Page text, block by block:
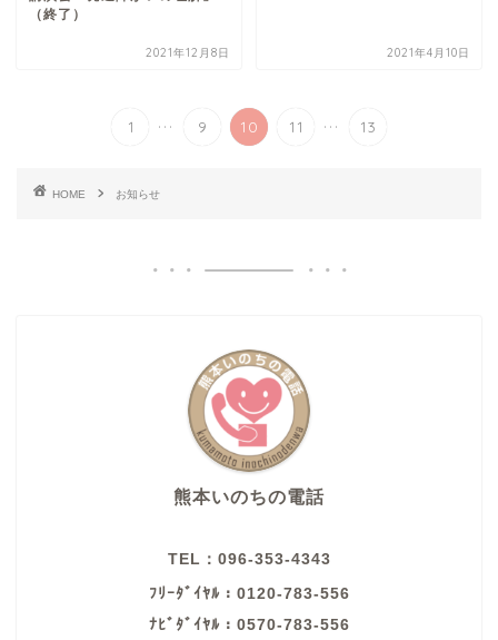
（終了）
2021年12月8日 2021年4月10日
1 ... 9 10 11 ... 13
HOME お知らせ
熊本いのちの電話
TEL：096-353-4343
ﾌﾘｰﾀﾞｲﾔﾙ：0120-783-556
ﾅﾋﾞﾀﾞｲﾔﾙ：0570-783-556